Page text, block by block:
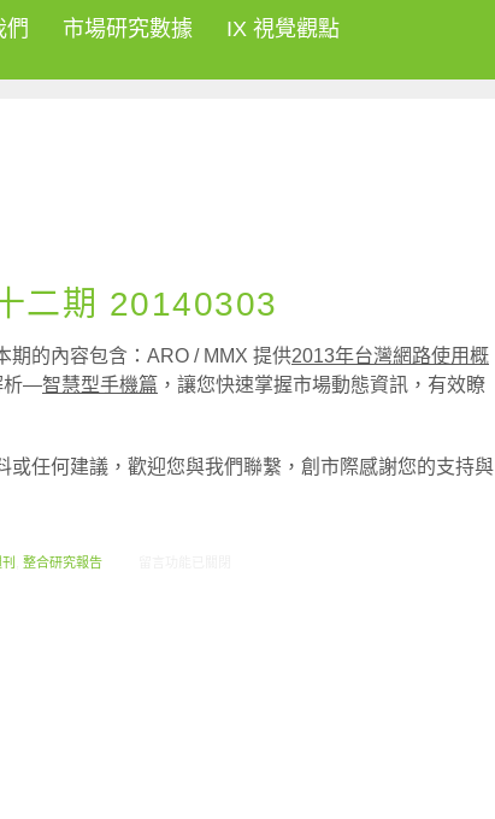
們 市場研究數據 IX 視覺觀點
二期 20140303
期的內容包含：ARO / MMX 提供2013年台灣網路使用概
析—智慧型手機篇 ，讓您快速掌握市場動態資訊，有效瞭
或任何建議，歡迎您與我們聯繫，創市際感謝您的支持與
整合研究報告